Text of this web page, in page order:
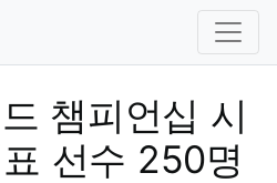
챔피언십 시
표 선수 250명